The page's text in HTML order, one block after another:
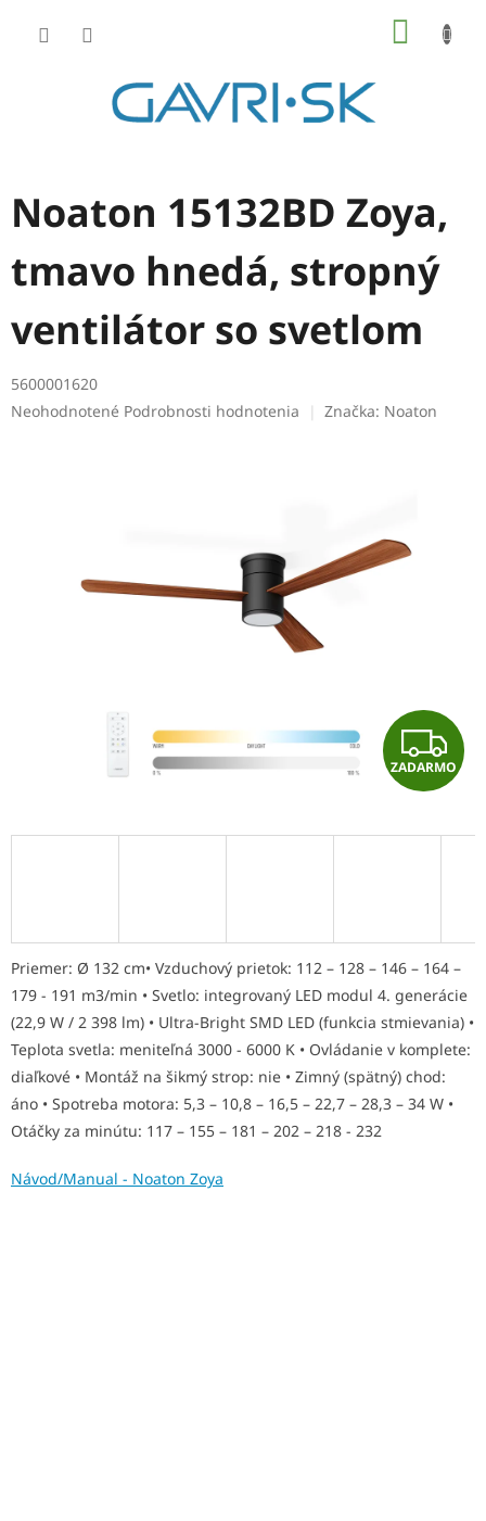
Noaton 15132BD Zoya,
tmavo hnedá, stropný
ventilátor so svetlom
5600001620
Priemerné
hviezdičiek.
Neohodnotené Podrobnosti hodnotenia Značka: Noaton
Z
A
D
M
O
ZADARMO
Priemer: Ø 132 cm• Vzduchový prietok: 112 – 128 – 146 – 164 –
179 - 191 m3/min • Svetlo: integrovaný LED modul 4. generácie
(22,9 W / 2 398 lm) • Ultra-Bright SMD LED (funkcia stmievania) •
Teplota svetla: meniteľná 3000 - 6000 K • Ovládanie v komplete:
diaľkové • Montáž na šikmý strop: nie • Zimný (spätný) chod:
áno • Spotreba motora: 5,3 – 10,8 – 16,5 – 22,7 – 28,3 – 34 W •
Otáčky za minútu: 117 – 155 – 181 – 202 – 218 - 232
Návod/Manual - Noaton Zoya